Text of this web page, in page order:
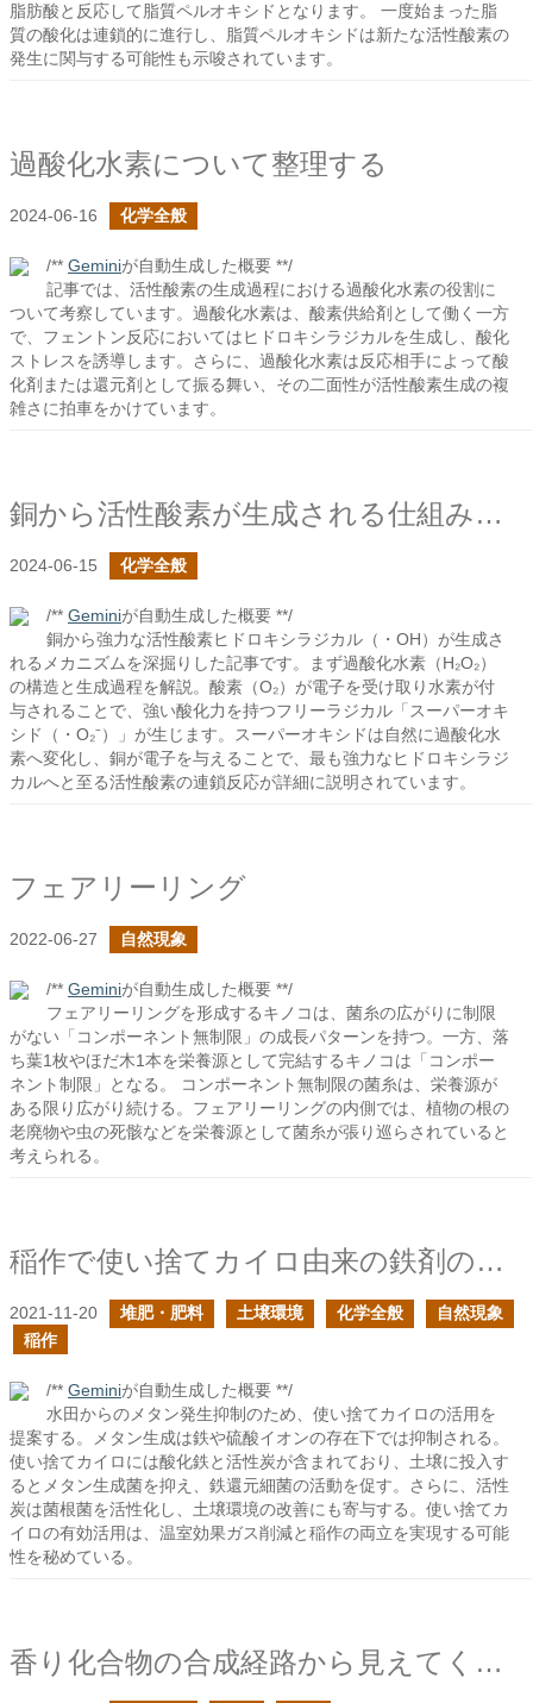
脂肪酸と反応して脂質ペルオキシドとなります。 一度始まった脂
質の酸化は連鎖的に進行し、脂質ペルオキシドは新たな活性酸素の
発生に関与する可能性も示唆されています。
過酸化水素について整理する
2024-06-16 化学全般
/** Geminiが自動生成した概要 **/
記事では、活性酸素の生成過程における過酸化水素の役割に
ついて考察しています。過酸化水素は、酸素供給剤として働く一方
で、フェントン反応においてはヒドロキシラジカルを生成し、酸化
ストレスを誘導します。さらに、過酸化水素は反応相手によって酸
化剤または還元剤として振る舞い、その二面性が活性酸素生成の複
雑さに拍車をかけています。
銅から活性酸素が生成される仕組みを知りたいの続き
2024-06-15 化学全般
/** Geminiが自動生成した概要 **/
銅から強力な活性酸素ヒドロキシラジカル（・OH）が生成さ
れるメカニズムを深掘りした記事です。まず過酸化水素（H₂O₂）
の構造と生成過程を解説。酸素（O₂）が電子を受け取り水素が付
与されることで、強い酸化力を持つフリーラジカル「スーパーオキ
シド（・O₂⁻）」が生じます。スーパーオキシドは自然に過酸化水
素へ変化し、銅が電子を与えることで、最も強力なヒドロキシラジ
カルへと至る活性酸素の連鎖反応が詳細に説明されています。
フェアリーリング
2022-06-27 自然現象
/** Geminiが自動生成した概要 **/
フェアリーリングを形成するキノコは、菌糸の広がりに制限
がない「コンポーネント無制限」の成長パターンを持つ。一方、落
ち葉1枚やほだ木1本を栄養源として完結するキノコは「コンポー
ネント制限」となる。 コンポーネント無制限の菌糸は、栄養源が
ある限り広がり続ける。フェアリーリングの内側では、植物の根の
老廃物や虫の死骸などを栄養源として菌糸が張り巡らされていると
考えられる。
稲作で使い捨てカイロ由来の鉄剤の肥料があれば良い
2021-11-20 堆肥・肥料 土壌環境 化学全般
自然現象
稲作
/** Geminiが自動生成した概要 **/
水田からのメタン発生抑制のため、使い捨てカイロの活用を
提案する。メタン生成は鉄や硫酸イオンの存在下では抑制される。
使い捨てカイロには酸化鉄と活性炭が含まれており、土壌に投入す
るとメタン生成菌を抑え、鉄還元細菌の活動を促す。さらに、活性
炭は菌根菌を活性化し、土壌環境の改善にも寄与する。使い捨てカ
イロの有効活用は、温室効果ガス削減と稲作の両立を実現する可能
性を秘めている。
香り化合物の合成経路から見えてくること